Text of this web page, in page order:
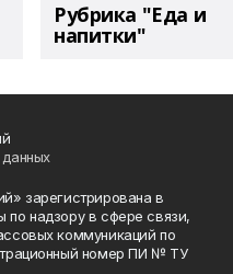
Рубрика "Еда и
напитки"
зарегистрирована в
надзору в сфере связи,
коммуникаций по
номер ПИ № ТУ